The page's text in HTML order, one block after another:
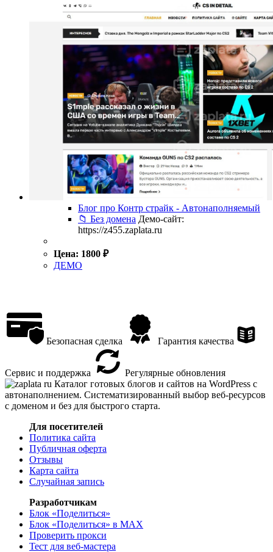
Блог про Контр страйк - Автонаполняемый
📁 Без домена Демо-сайт:
https://z455.zaplata.ru
Цена: 1800 ₽
ДЕМО
Безопасная сделка Гарантия качества
Сервис и поддержка
Регулярные обновления
Каталог готовых блогов и сайтов на WordPress с
автонаполнением. Систематизированный выбор веб-ресурсов
с доменом и без для быстрого старта.
Для посетителей
Политика сайта
Публичная оферта
Отзывы
Карта сайта
Случайная запись
Разработчикам
Блок «Поделиться»
Блок «Поделиться» в MAX
Проверить прокси
Тест для веб-мастера